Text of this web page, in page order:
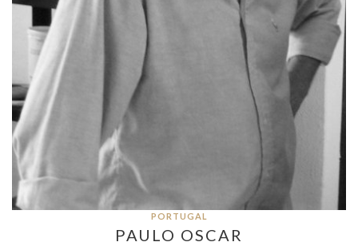
PORTUGAL
PAULO OSCAR